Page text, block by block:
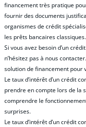
financement très pratique
fournir des documents
organismes de crédit
les prêts bancaires classiques.
Si vous avez besoin d’un
n’hésitez pas à nous
solution de financement pour
Le taux d’intérêt d’un crédit
prendre en compte lors de la
comprendre le
surprises.
Le taux d’intérêt d’un crédit